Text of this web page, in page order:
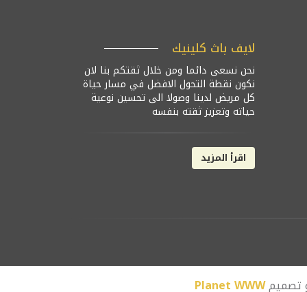
لايف باث كلينيك
نحن نسعى دائما ومن خلال ثقتكم بنا لان
نكون نقطة التحول الافضل في مسار حياة
كل مريض لدينا وصولا الى تحسين نوعية
حياته وتعزيز ثقته بنفسه
اقرأ المزيد
تصميمPlanet WWW